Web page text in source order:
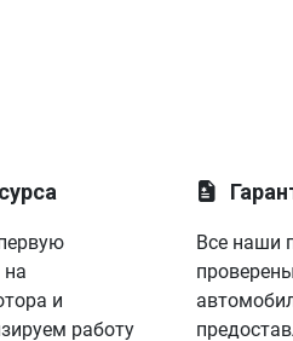
на
и
работу
Все наши